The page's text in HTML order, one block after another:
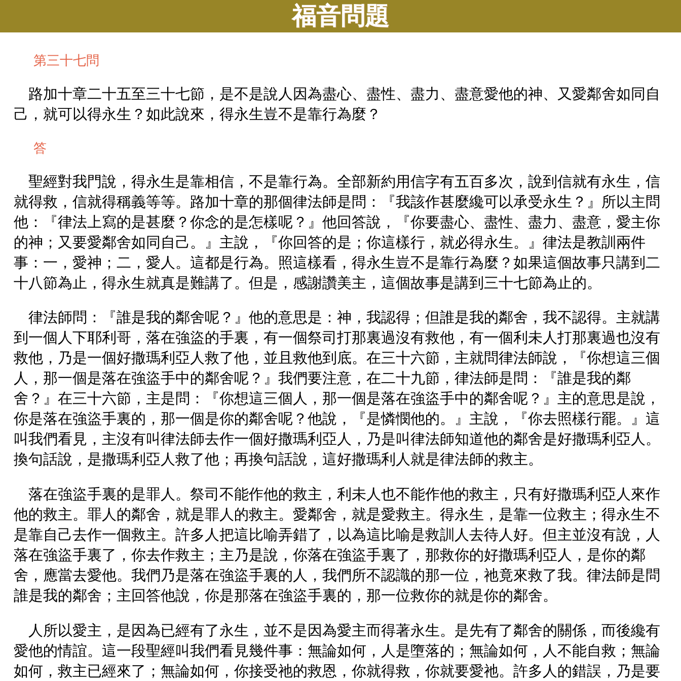
福音問題
第三十七問
路加十章二十五至三十七節，是不是說人因為盡心、盡性、盡力、盡意愛他的神、又愛鄰舍如同自
己，就可以得永生？如此說來，得永生豈不是靠行為麼？
答
聖經對我門說，得永生是靠相信，不是靠行為。全部新約用信字有五百多次，說到信就有永生，信
就得救，信就得稱義等等。路加十章的那個律法師是問：『我該作甚麼纔可以承受永生？』所以主問
他：『律法上寫的是甚麼？你念的是怎樣呢？』他回答說，『你要盡心、盡性、盡力、盡意，愛主你
的神；又要愛鄰舍如同自己。』主說，『你回答的是；你這樣行，就必得永生。』律法是教訓兩件
事：一，愛神；二，愛人。這都是行為。照這樣看，得永生豈不是靠行為麼？如果這個故事只講到二
十八節為止，得永生就真是難講了。但是，感謝讚美主，這個故事是講到三十七節為止的。
律法師問：『誰是我的鄰舍呢？』他的意思是：神，我認得；但誰是我的鄰舍，我不認得。主就講
到一個人下耶利哥，落在強盜的手裏，有一個祭司打那裏過沒有救他，有一個利未人打那裏過也沒有
救他，乃是一個好撒瑪利亞人救了他，並且救他到底。在三十六節，主就問律法師說，『你想這三個
人，那一個是落在強盜手中的鄰舍呢？』我們要注意，在二十九節，律法師是問：『誰是我的鄰
舍？』在三十六節，主是問：『你想這三個人，那一個是落在強盜手中的鄰舍呢？』主的意思是說，
你是落在強盜手裏的，那一個是你的鄰舍呢？他說，『是憐憫他的。』主說，『你去照樣行罷。』這
叫我們看見，主沒有叫律法師去作一個好撒瑪利亞人，乃是叫律法師知道他的鄰舍是好撒瑪利亞人。
換句話說，是撒瑪利亞人救了他；再換句話說，這好撒瑪利人就是律法師的救主。
落在強盜手裏的是罪人。祭司不能作他的救主，利未人也不能作他的救主，只有好撒瑪利亞人來作
他的救主。罪人的鄰舍，就是罪人的救主。愛鄰舍，就是愛救主。得永生，是靠一位救主；得永生不
是靠自己去作一個救主。許多人把這比喻弄錯了，以為這比喻是救訓人去待人好。但主並沒有說，人
落在強盜手裏了，你去作救主；主乃是說，你落在強盜手裏了，那救你的好撒瑪利亞人，是你的鄰
舍，應當去愛他。我們乃是落在強盜手裏的人，我們所不認識的那一位，祂竟來救了我。律法師是問
誰是我的鄰舍；主回答他說，你是那落在強盜手裏的，那一位救你的就是你的鄰舍。
人所以愛主，是因為已經有了永生，並不是因為愛主而得著永生。是先有了鄰舍的關係，而後纔有
愛他的情誼。這一段聖經叫我們看見幾件事：無論如何，人是墮落的；無論如何，人不能自救；無論
如何，救主已經來了；無論如何，你接受祂的救恩，你就得救，你就要愛祂。許多人的錯誤，乃是要